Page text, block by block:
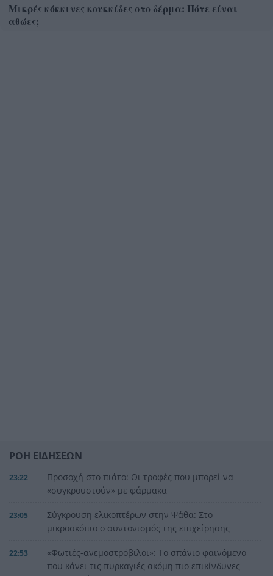
Μικρές κόκκινες κουκκίδες στο δέρμα: Πότε είναι
αθώες;
ΡΟΗ ΕΙΔΗΣΕΩΝ
23:22
Προσοχή στο πιάτο: Οι τροφές που μπορεί να
«συγκρουστούν» με φάρμακα
23:05
Σύγκρουση ελικοπτέρων στην Ψάθα: Στο
μικροσκόπιο ο συντονισμός της επιχείρησης
22:53
«Φωτιές-ανεμοστρόβιλοι»: Το σπάνιο φαινόμενο
που κάνει τις πυρκαγιές ακόμη πιο επικίνδυνες